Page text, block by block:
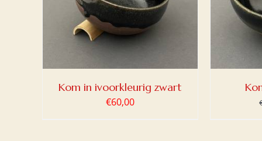
Kom in ivoorkleurig zwart
€60,00